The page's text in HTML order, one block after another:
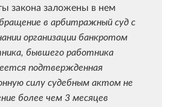
закона заложены в нем
в арбитражный суд с
организации банкротом
бывшего работника
подтвержденная
силу судебным актом не
более чем 3 месяцев